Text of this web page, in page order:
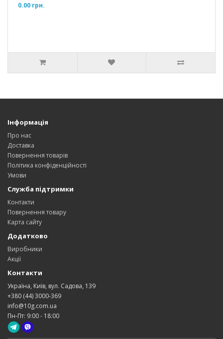
0.00 грн.
Інформація
Про нас
Доставка
Повернення товарів
Політика конфіденційності
Умови
Служба підтримки
Контакти
Повернення товару
Карта сайту
Додатково
Виробники
Акції
Контакти
Україна, Київ, вул. Садова, 139
+380 (44) 3000-369
info@10g.com.ua
Пн-Пт: 9:00 - 18:00